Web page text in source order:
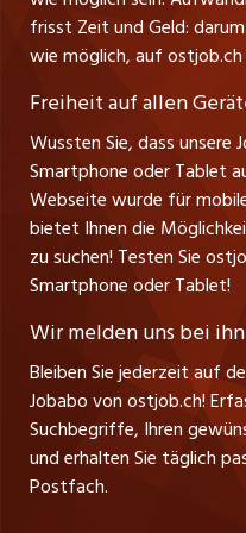
Führungspositionen
Management / Kader-Jobs
Berufsgruppen
Top-Regionen
Jobline
Impressum
jobbern.ch
jobmittelland.ch
jobzüri.ch
schaffu.ch (VS)
ajourjob.ch
CH Media
Henrik Jasek
Leiter ostjob.ch
Fredy Pillinger
Verkauf und Beratung
Christoph Walzl
Verkauf und Beratung
frisst Zeit und Geld:
wie möglich, auf ostjob.ch
Freiheit auf allen
Wussten Sie, dass unsere
Smartphone oder Tablet
Webseite wurde für
bietet Ihnen die
zu suchen! Testen Sie
Smartphone oder Tablet!
Wir melden uns bei
Bleiben Sie jederzeit auf
Jobabo von ostjob.ch!
Suchbegriffe, Ihren
und erhalten Sie täglich
Postfach.